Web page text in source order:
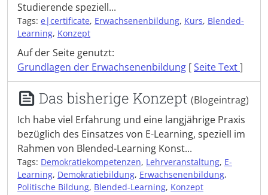
Studierende speziell...
Tags: e|certificate, Erwachsenenbildung, Kurs, Blended-
Learning, Konzept
Auf der Seite genutzt:
Grundlagen der Erwachsenenbildung [Seite Text]
Das bisherige Konzept (Blogeintrag)
Ich habe viel Erfahrung und eine langjährige Praxis
bezüglich des Einsatzes von E-Learning, speziell im
Rahmen von Blended-Learning Konst...
Tags: Demokratiekompetenzen, Lehrveranstaltung, E-
Learning, Demokratiebildung, Erwachsenenbildung,
Politische Bildung, Blended-Learning, Konzept